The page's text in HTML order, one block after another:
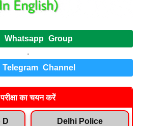
Whatsapp Group
.
Channel
परीक्षा का चयन करें
D Delhi Police